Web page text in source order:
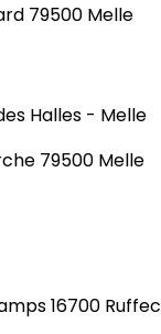
79500 Melle
Halles - Melle
79500 Melle
16700 Ruffec